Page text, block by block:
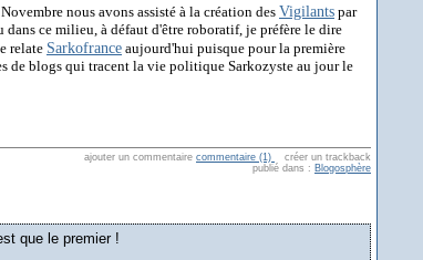
nous avons assisté à la création des Vigilants par
dans ce milieu, à défaut d'être roboratif, je préfère le dire
relate Sarkofrance aujourd'hui puisque pour la première
de blogs qui tracent la vie politique Sarkozyste au jour le
ajouter un commentaire commentaire (1)
créer un trackback
publié dans : Blogosphère
que le premier !